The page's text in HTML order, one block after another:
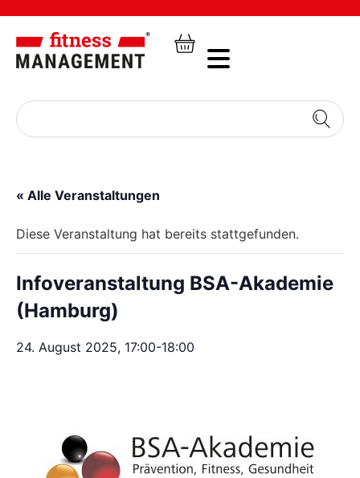
« Alle Veranstaltungen
Diese Veranstaltung hat bereits stattgefunden.
Infoveranstaltung BSA-Akademie
(Hamburg)
24. August 2025, 17:00-18:00